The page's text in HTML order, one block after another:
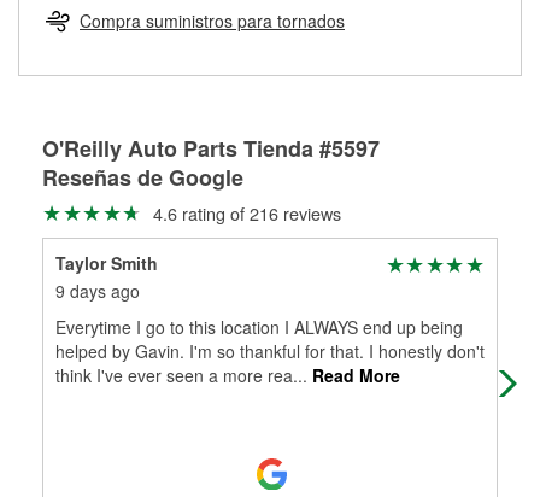
Más información sobre el Programa de Préstamo de
medirán tus tambores o discos para determinar si pueden
ser rectificados con seguridad. Si tus tambores o discos no
partes de reemplazo correctas para tu reparación.
Compra suministros para tornados
O'Reilly Auto Parts Tienda #5597
Reseñas de Google
4.6 rating of 216 reviews
Taylor Smith
9 days ago
Everytime I go to this location I ALWAYS end up being
helped by Gavin. I'm so thankful for that. I honestly don't
think I've ever seen a more rea... Read More